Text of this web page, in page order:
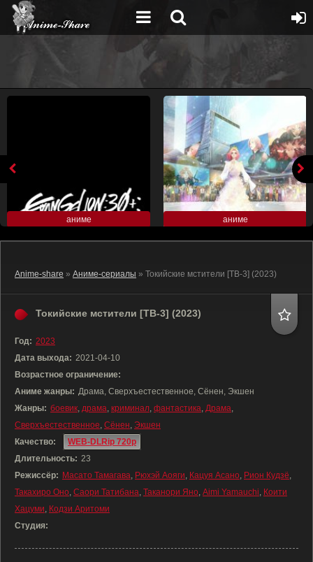
аниме аниме
Anime-share » Аниме-сериалы » Токийские мстители [ТВ-3] (2023)
Токийские мстители [ТВ-3] (2023)
Год: 2023
Дата выхода: 2021-04-10
Возрастное ограничение:
Аниме жанры: Драма, Сверхъестественное, Сёнен, Экшен
Жанры: боевик, драма, криминал, фантастика, Драма,
Сверхъестественное, Сёнен, Экшен
Качество:
WEB-DLRip 720p
Длительность: 23
Режиссёр: Масато Тамагава, Рюхэй Аояги, Кацуя Асано, Рион Кудзё,
Такахиро Оно, Саори Татибана, Таканори Яно, Aimi Yamauchi, Коити
Хацуми, Кодзи Аритоми
Студия: